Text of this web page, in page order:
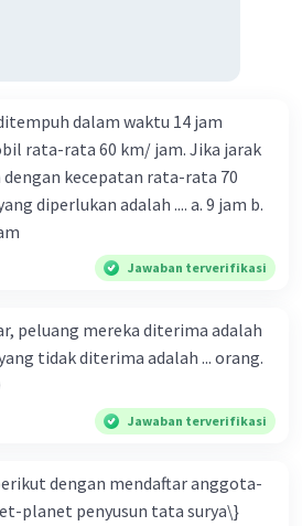
dalam waktu 14 jam
rata-rata 60 km/ jam. Jika jarak
kecepatan rata-rata 70
adalah .... a. 9 jam b.
jam
Jawaban terverifikasi
peluang mereka diterima adalah
tidak diterima adalah ... orang.
Jawaban terverifikasi
dengan mendaftar anggota-
planet penyusun tata surya\}